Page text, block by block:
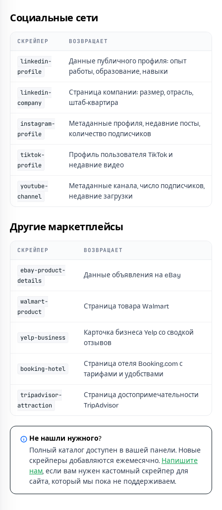
Социальные сети
СКРЕЙПЕР ВОЗВРАЩАЕТ
linkedin-
profile
Данные публичного профиля: опыт
работы, образование, навыки
linkedin-
company
Страница компании: размер, отрасль,
штаб-квартира
instagram-
profile
Метаданные профиля, недавние посты,
количество подписчиков
tiktok-
profile
Профиль пользователя TikTok и
недавние видео
youtube-
channel
Метаданные канала, число подписчиков,
недавние загрузки
Другие маркетплейсы
СКРЕЙПЕР ВОЗВРАЩАЕТ
ebay-product-
details
Данные объявления на eBay
walmart-
product
Страница товара Walmart
yelp-business
Карточка бизнеса Yelp со сводкой
отзывов
booking-hotel
Страница отеля Booking.com с
тарифами и удобствами
tripadvisor-
attraction
Страница достопримечательности
TripAdvisor
Не нашли нужного?
Полный каталог доступен в вашей панели. Новые
скрейперы добавляются ежемесячно. Напишите
нам, если вам нужен кастомный скрейпер для
сайта, который мы пока не поддерживаем.